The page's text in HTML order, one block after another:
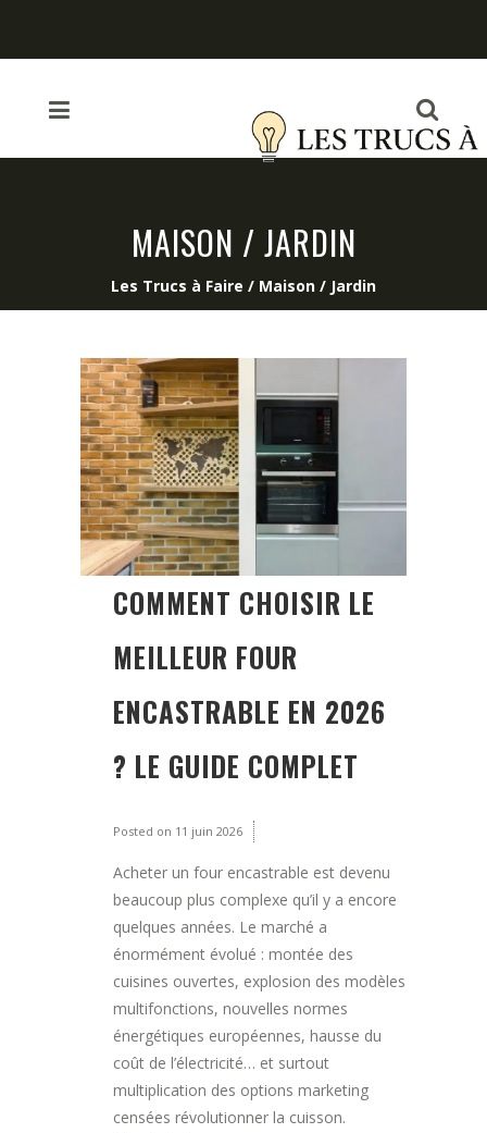
MAISON / JARDIN
Les Trucs à Faire / Maison / Jardin
COMMENT CHOISIR LE
MEILLEUR FOUR
ENCASTRABLE EN 2026
? LE GUIDE COMPLET
Posted on 11 juin 2026
Acheter un four encastrable est devenu
beaucoup plus complexe qu’il y a encore
quelques années. Le marché a
énormément évolué : montée des
cuisines ouvertes, explosion des modèles
multifonctions, nouvelles normes
énergétiques européennes, hausse du
coût de l’électricité… et surtout
multiplication des options marketing
censées révolutionner la cuisson.